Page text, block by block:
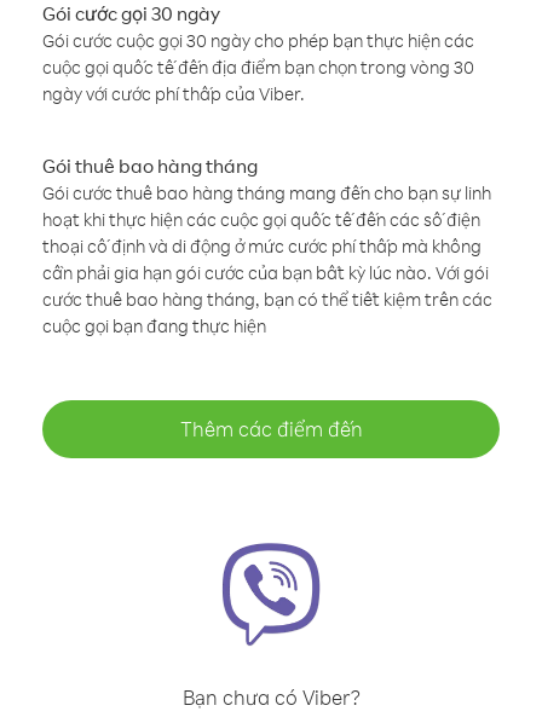
Gói cước gọi 30 ngày
Gói cước cuộc gọi 30 ngày cho phép bạn thực hiện các
cuộc gọi quốc tế đến địa điểm bạn chọn trong vòng 30
ngày với cước phí thấp của Viber.
Gói thuê bao hàng tháng
Gói cước thuê bao hàng tháng mang đến cho bạn sự linh
hoạt khi thực hiện các cuộc gọi quốc tế đến các số điện
thoại cố định và di động ở mức cước phí thấp mà không
cần phải gia hạn gói cước của bạn bất kỳ lúc nào. Với gói
cước thuê bao hàng tháng, bạn có thể tiết kiệm trên các
cuộc gọi bạn đang thực hiện
Thêm các điểm đến
Bạn chưa có Viber?